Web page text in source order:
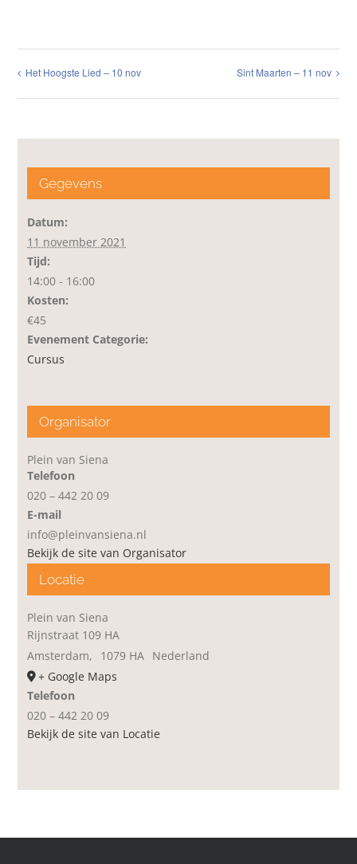
Het Hoogste Lied – 10 nov Sint Maarten – 11 nov
Gegevens
Datum:
11 november 2021
Tijd:
14:00 - 16:00
Kosten:
€45
Evenement Categorie:
Cursus
Locatie
Plein van Siena
Rijnstraat 109 HA
Amsterdam, 1079 HA Nederland
+ Google Maps
Telefoon
020 – 442 20 09
Bekijk de site van Locatie
Organisator
Plein van Siena
Telefoon
020 – 442 20 09
E-mail
info@pleinvansiena.nl
Bekijk de site van Organisator